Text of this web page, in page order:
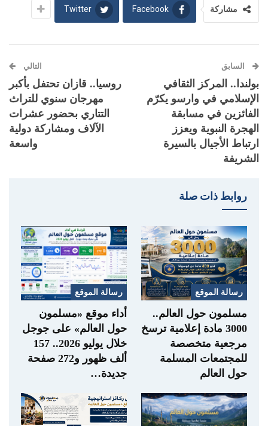
مشاركة Facebook
Twitter
السابق
بولندا.. المركز الثقافي
الإسلامي في وارسو يكرّم
الفائزين في مسابقة
الهجرة النبوية ويعزز
ارتباط الأجيال بالسيرة
الشريفة
التالي
روسيا.. قازان تحتفل بأكبر
مهرجان سنوي للتراث
التتاري بحضور عشرات
الآلاف ومشاركة دولية
واسعة
روابط ذات صلة
رسالة الموقع
مسلمون حول العالم..
3000 مادة إعلامية ترسخ
مرجعية متخصصة
للمجتمعات المسلمة
حول العالم
رسالة الموقع
أداء موقع «مسلمون
حول العالم» على جوجل
خلال يوليو 2026.. 157
ألف ظهور و272 صفحة
جديدة…